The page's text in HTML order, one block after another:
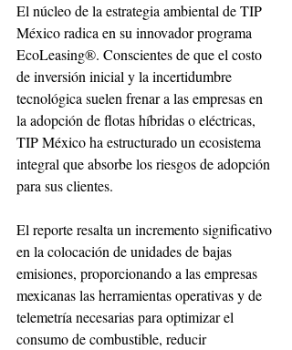
El núcleo de la estrategia ambiental de TIP
México radica en su innovador programa
EcoLeasing®. Conscientes de que el costo
de inversión inicial y la incertidumbre
tecnológica suelen frenar a las empresas en
la adopción de flotas híbridas o eléctricas,
TIP México ha estructurado un ecosistema
integral que absorbe los riesgos de adopción
para sus clientes.
El reporte resalta un incremento significativo
en la colocación de unidades de bajas
emisiones, proporcionando a las empresas
mexicanas las herramientas operativas y de
telemetría necesarias para optimizar el
consumo de combustible, reducir